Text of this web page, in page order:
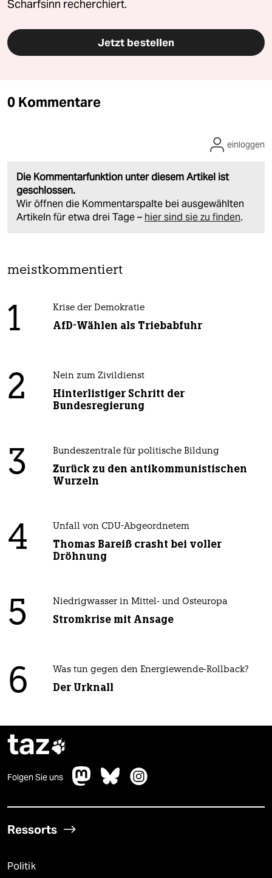
Scharfsinn recherchiert.
Jetzt bestellen
0 Kommentare
Die Kommentarfunktion unter diesem Artikel ist
geschlossen.
Wir öffnen die Kommentarspalte bei ausgewählten
Artikeln für etwa drei Tage – hier sind sie zu finden.
einloggen
meistkommentiert
1 Krise der Demokratie
AfD-Wählen als Triebabfuhr
2 Nein zum Zivildienst
Hinterlistiger Schritt der
Bundesregierung
3 Bundeszentrale für politische Bildung
Zurück zu den antikommunistischen
Wurzeln
4 Unfall von CDU-Abgeordnetem
Thomas Bareiß crasht bei voller
Dröhnung
5 Niedrigwasser in Mittel- und Osteuropa
Stromkrise mit Ansage
6 Was tun gegen den Energiewende-Rollback?
Der Urknall
taz
Folgen Sie uns
Ressorts
Politik